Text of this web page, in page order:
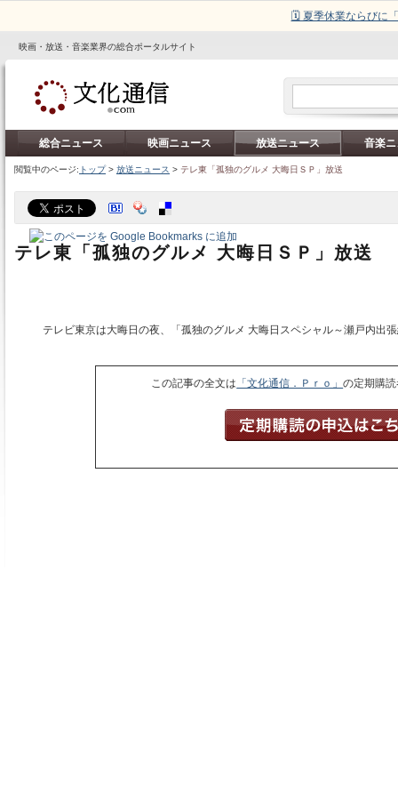
🗓️ 夏季休業ならびに
映画・放送・音楽業界の総合ポータルサイト
総合ニュース 映画ニュース 放送ニュース 音楽
閲覧中のページ: トップ> 放送ニュース > テレ東「孤独のグルメ 大晦日ＳＰ」放送
テレ東「孤独のグルメ 大晦日ＳＰ」放送
テレビ東京は大晦日の夜、「孤独のグルメ 大晦日スペシャル～瀬戸内出
この記事の全文は 「文化通信．Ｐｒｏ」の定期購